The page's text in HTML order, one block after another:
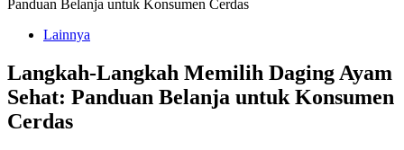
Panduan Belanja untuk Konsumen Cerdas
Lainnya
Langkah-Langkah Memilih Daging Ayam
Sehat: Panduan Belanja untuk Konsumen
Cerdas